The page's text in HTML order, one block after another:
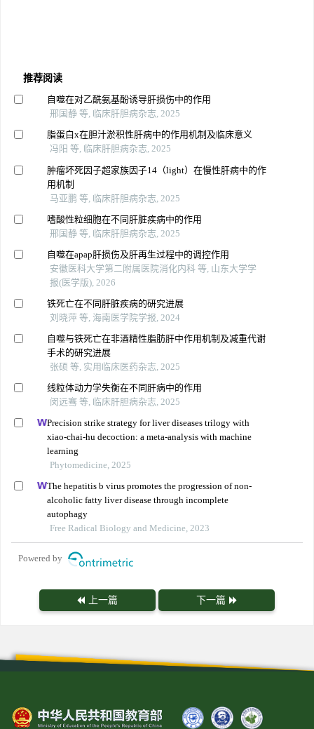
推荐阅读
自噬在对乙酰氨基酚诱导肝损伤中的作用
邢国静 等, 临床肝胆病杂志, 2025
脂蛋白x在胆汁淤积性肝病中的作用机制及临床意义
冯阳 等, 临床肝胆病杂志, 2025
肿瘤坏死因子超家族因子14（light）在慢性肝病中的作
用机制
马亚鹏 等, 临床肝胆病杂志, 2025
嗜酸性粒细胞在不同肝脏疾病中的作用
邢国静 等, 临床肝胆病杂志, 2025
自噬在apap肝损伤及肝再生过程中的调控作用
安徽医科大学第二附属医院消化内科 等, 山东大学学
报(医学版), 2026
铁死亡在不同肝脏疾病的研究进展
刘晓萍 等, 海南医学院学报, 2024
自噬与铁死亡在非酒精性脂肪肝中作用机制及减重代谢
手术的研究进展
张硕 等, 实用临床医药杂志, 2025
线粒体动力学失衡在不同肝病中的作用
闵远骞 等, 临床肝胆病杂志, 2025
Precision strike strategy for liver diseases trilogy with
xiao-chai-hu decoction: a meta-analysis with machine
learning
Phytomedicine, 2025
The hepatitis b virus promotes the progression of non-
alcoholic fatty liver disease through incomplete
autophagy
Free Radical Biology and Medicine, 2023
Powered by
上一篇 下一篇